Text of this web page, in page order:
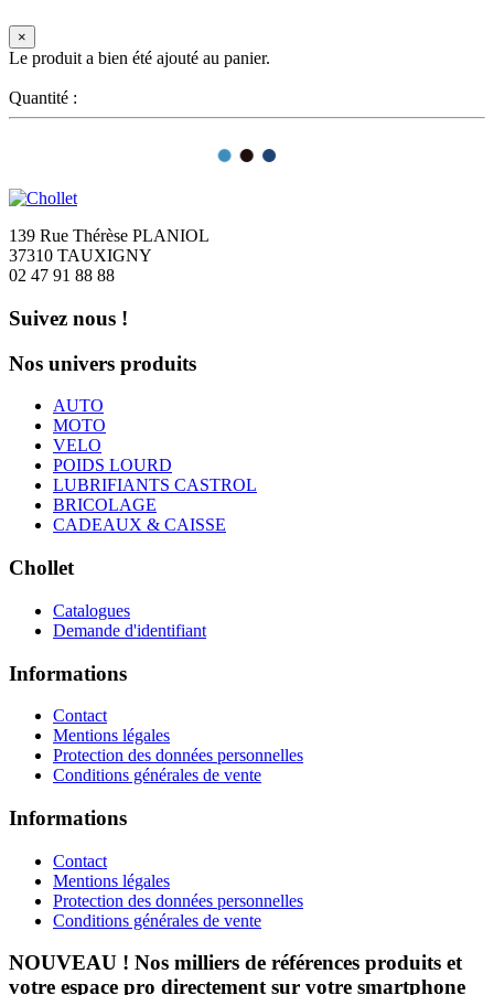
×
Le produit a bien été ajouté au panier.
Quantité :
139 Rue Thérèse PLANIOL
37310 TAUXIGNY
02 47 91 88 88
Suivez nous !
Nos univers produits
AUTO
MOTO
VELO
POIDS LOURD
LUBRIFIANTS CASTROL
BRICOLAGE
CADEAUX & CAISSE
Chollet
Catalogues
Demande d'identifiant
Informations
Contact
Mentions légales
Protection des données personnelles
Conditions générales de vente
Informations
Contact
Mentions légales
Protection des données personnelles
Conditions générales de vente
NOUVEAU ! Nos milliers de références produits et
votre espace pro directement sur votre smartphone